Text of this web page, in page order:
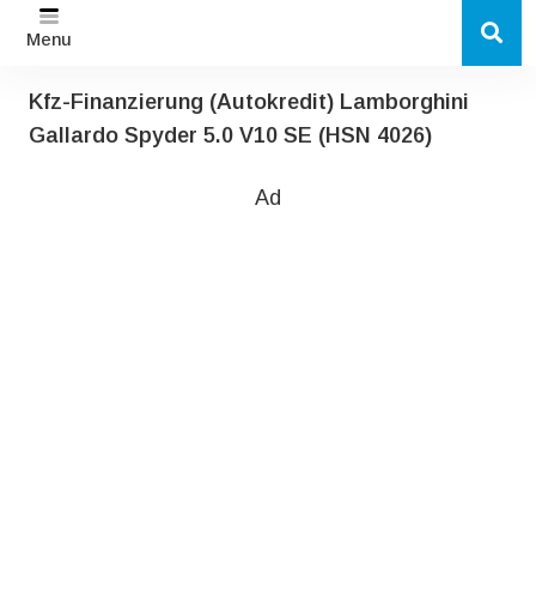
Menu
Kfz-Finanzierung (Autokredit) Lamborghini
Gallardo Spyder 5.0 V10 SE (HSN 4026)
Ad